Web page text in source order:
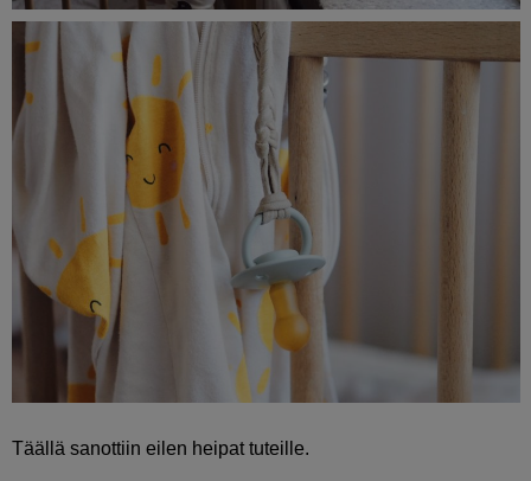
Täällä sanottiin eilen heipat tuteille.